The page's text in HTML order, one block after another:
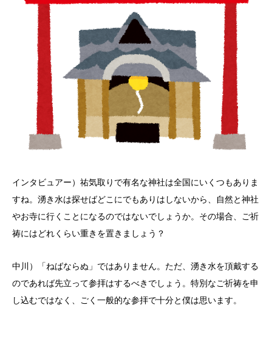
インタビュアー）祐気取りで有名な神社は全国にいくつもありま
すね。湧き水は探せばどこにでもありはしないから、自然と神社
やお寺に行くことになるのではないでしょうか。その場合、ご祈
祷にはどれくらい重きを置きましょう？
中川）「ねばならぬ」ではありません。ただ、湧き水を頂戴する
のであれば先立って参拝はするべきでしょう。特別なご祈祷を申
し込むではなく、ごく一般的な参拝で十分と僕は思います。